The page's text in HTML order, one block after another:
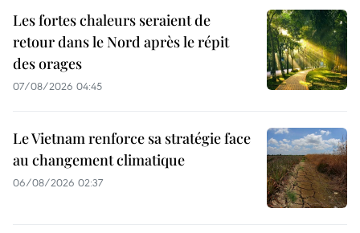
Les fortes chaleurs seraient de
retour dans le Nord après le répit
des orages
07/08/2026 04:45
Le Vietnam renforce sa stratégie face
au changement climatique
06/08/2026 02:37